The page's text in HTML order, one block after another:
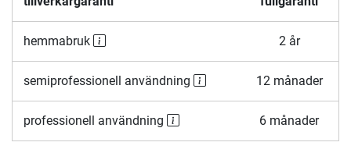
hemmabruk 2 år
semiprofessionell användning 12 månader
professionell användning 6 månader